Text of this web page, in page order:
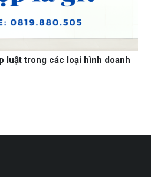
luật trong các loại hình doanh